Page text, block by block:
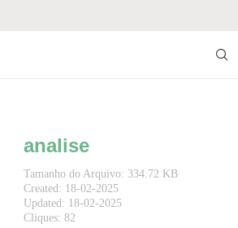
analise
Tamanho do Arquivo: 334.72 KB
Created: 18-02-2025
Updated: 18-02-2025
Cliques: 82